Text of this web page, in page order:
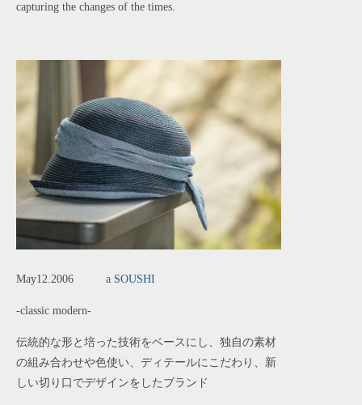
capturing the changes of the times.
May12.2006 a SOUSHI
-classic modern-
伝統的な形と培った技術をベースにし、独自の素材
の組み合わせや色使い、ディテールにこだわり、新
しい切り口でデザインをしたブランド